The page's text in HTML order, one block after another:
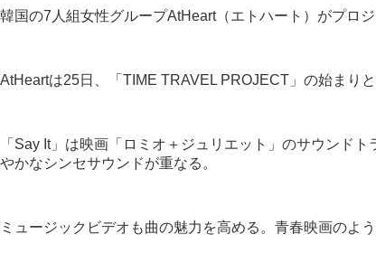
韓国の7人組女性グループAtHeart（エトハート）がプロ
AtHeartは25日、「TIME TRAVEL PROJECT」の始まり
「Say It」は映画「ロミオ＋ジュリエット」のサウンド
やかなシンセサウンドが重なる。
ミュージックビデオも曲の魅力を高める。青春映画のよ